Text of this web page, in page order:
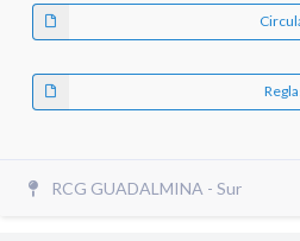
RCG GUADALMINA - Sur